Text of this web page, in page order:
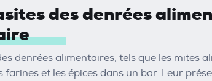
des denrées
denrées alimentaires, tels que les mites
farines et les épices dans un bar. Leur